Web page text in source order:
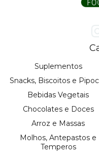
Suplementos
Snacks, Biscoitos e
Bebidas Vegetais
Chocolates e Doces
Arroz e Massas
Molhos, Antepastos e
Temperos